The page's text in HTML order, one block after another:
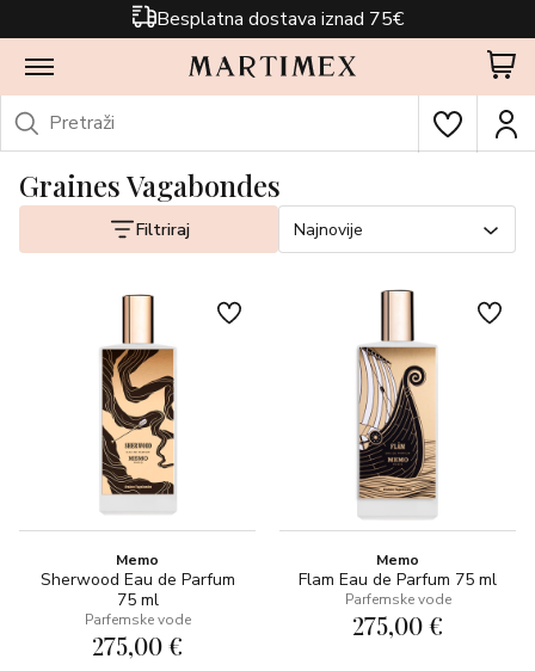
Besplatna dostava iznad 75€
Graines Vagabondes
Filtriraj Najnovije
Memo
Sherwood Eau de Parfum
75 ml
Parfemske vode
275,00 €
Memo
Flam Eau de Parfum 75 ml
Parfemske vode
275,00 €